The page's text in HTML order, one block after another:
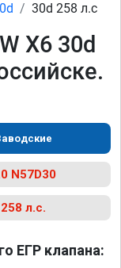
30d 258 л.с
X6 30d
N57D30
258 л.с.
ЕГР клапана: